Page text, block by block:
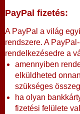
PayPal fizetés:
A PayPal a világ
rendszere. A
rendelkezésedre a
amennyiben
elküldheted
szükséges
ha olyan
fizetési felülete